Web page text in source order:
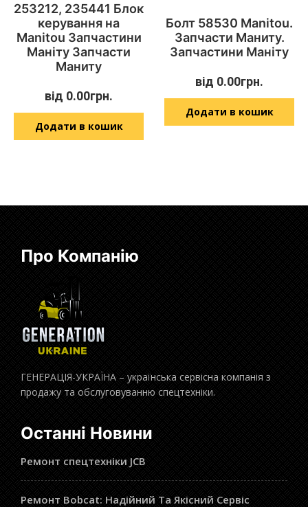
253212, 235441 Блок
керування на
Manitou Запчастини
Маніту Запчасти
Маниту
від 0.00грн.
Додати в кошик
Болт 58530 Manitou.
Запчасти Маниту.
Запчастини Маніту
від 0.00грн.
Додати в кошик
Про Компанію
ГЕНЕРАЦІЯ-УКРАЇНА – українська сервісна компанія з
продажу та обслуговуванню спецтехніки.
Останні Новини
Ремонт спецтехніки JCB
Ремонт Bobcat: Надійний Та Якісний Сервіс